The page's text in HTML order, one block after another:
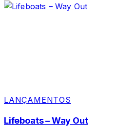
LANÇAMENTOS
Lifeboats – Way Out